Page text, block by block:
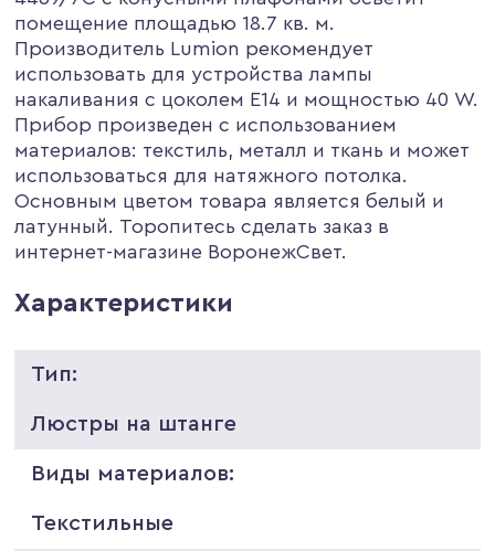
помещение площадью 18.7 кв. м.
Производитель Lumion рекомендует
использовать для устройства лампы
накаливания с цоколем E14 и мощностью 40 W.
Прибор произведен с использованием
материалов: текстиль, металл и ткань и может
использоваться для натяжного потолка.
Основным цветом товара является белый и
латунный. Торопитесь сделать заказ в
интернет-магазине ВоронежСвет.
Характеристики
Тип:
Люстры на штанге
Виды материалов:
Текстильные